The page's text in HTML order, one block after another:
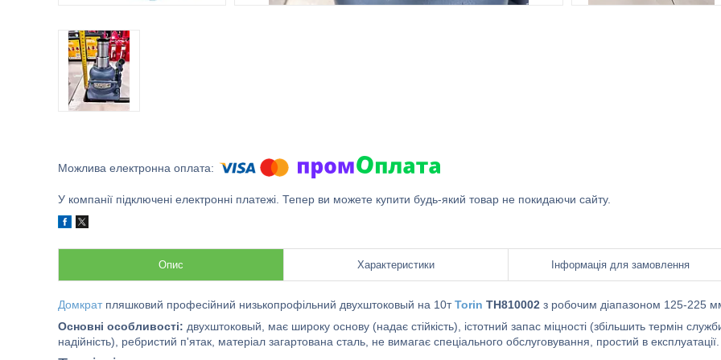
У компанії підключені електронні платежі. Тепер ви можете купити будь-який товар не покидаючи сайту.
Опис Характеристики Інформація для замовлення
Домкратпляшковий професійний низькопрофільний двухштоковый на 10тTorin TH810002 з робочим діапазоном 125-225
Основні особливості: двухштоковый, має широку основу (надає стійкість), істотний запас міцності (збільшить термін
надійність), ребристий п'ятак, матеріал загартована сталь, не вимагає спеціального обслуговування, простий в експлуатації.